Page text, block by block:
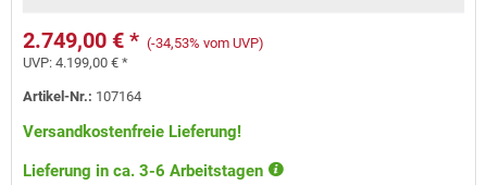
2.749,00 € * (-34,53% vom UVP)
UVP:4.199,00 € *
Artikel-Nr.: 107164
Versandkostenfreie Lieferung!
Lieferung in ca. 3-6 Arbeitstagen